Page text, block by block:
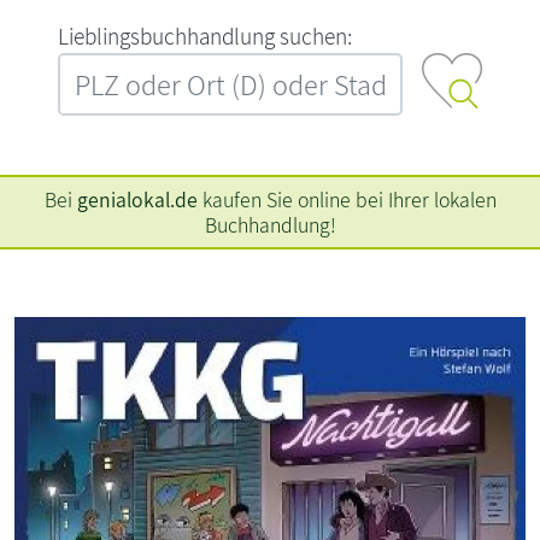
L‍i‍e‍b‍l‍i‍n‍g‍s‍b‍u‍c‍h‍h‍a‍n‍d‍l‍u‍n‍g‍ ‍s‍u‍c‍h‍e‍n‍:‍
Bei genialokal.de kaufen Sie online bei Ihrer lokalen
Buchhandlung!